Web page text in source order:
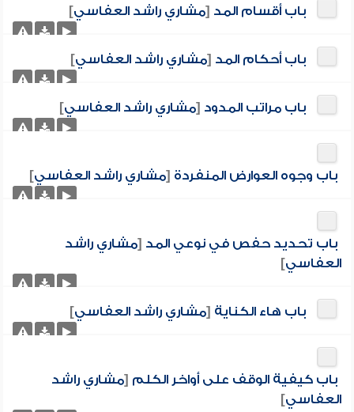
باب أقسام المد [مشاري راشد العفاسي]
باب أحكام المد [مشاري راشد العفاسي]
باب مراتب المدود [مشاري راشد العفاسي]
باب وجوه العوارض المنفردة [مشاري راشد العفاسي]
باب تحديد حفص في نوعي المد [مشاري راشد
العفاسي]
باب هاء الكناية [مشاري راشد العفاسي]
باب كيفية الوقف على أواخر الكلم [مشاري راشد
العفاسي]